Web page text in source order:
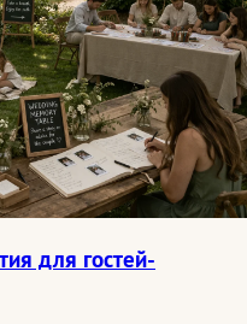
для гостей-